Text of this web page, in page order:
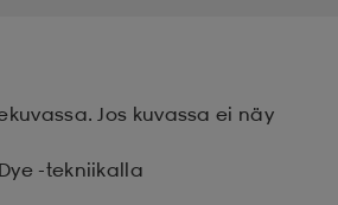
Jos kuvassa ei näy
-tekniikalla